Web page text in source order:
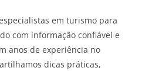
em turismo para
com informação confiável e
anos de experiência no
dicas práticas,